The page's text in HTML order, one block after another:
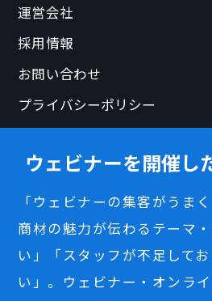
運営会社
採用情報
お問い合わせ
プライバシーポリシー
ウェビナーを開催し
「ウェビナーの集客がうま
商材の魅力が伝わるテーマ
い」「スタッフが不足して
い」。ウェビナー・オンラ